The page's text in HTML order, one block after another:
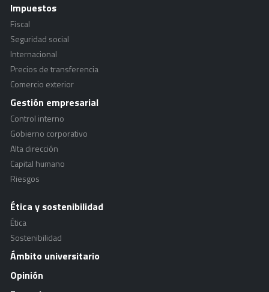
Impuestos
Fiscal
Seguridad social
Internacional
Precios de transferencia
Comercio exterior
Gestión empresarial
Control interno
Gobierno corporativo
Alta dirección
Capital humano
Riesgos
Ética y sostenibilidad
Ética
Sostenibilidad
Ámbito universitario
Opinión